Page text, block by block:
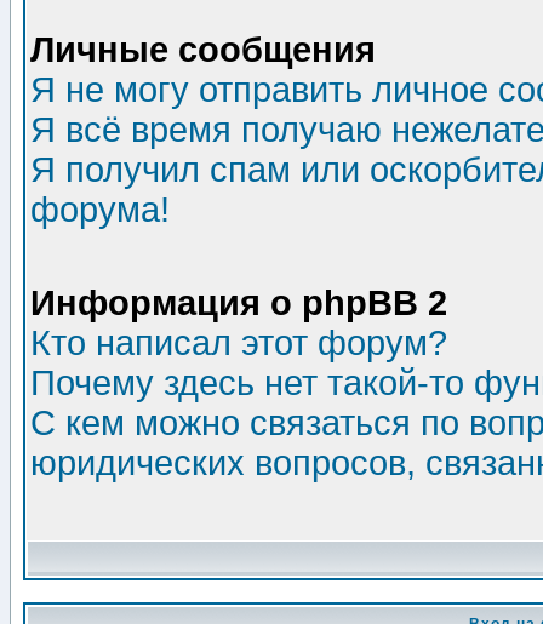
Личные сообщения
Я не могу отправить личное
Я всё время получаю
Я получил спам или
форума!
Информация о phpBB 2
Кто написал этот форум?
Почему здесь нет такой-то
С кем можно связаться по
юридических вопросов,